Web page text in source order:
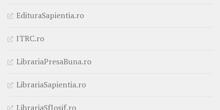
EdituraSapientia.ro
ITRC.ro
LibrariaPresaBuna.ro
LibrariaSapientia.ro
LibrariaSfIosif.ro